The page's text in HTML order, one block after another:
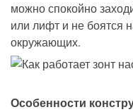
можно спокойно
или лифт и не боятся
окружающих.
Особенности